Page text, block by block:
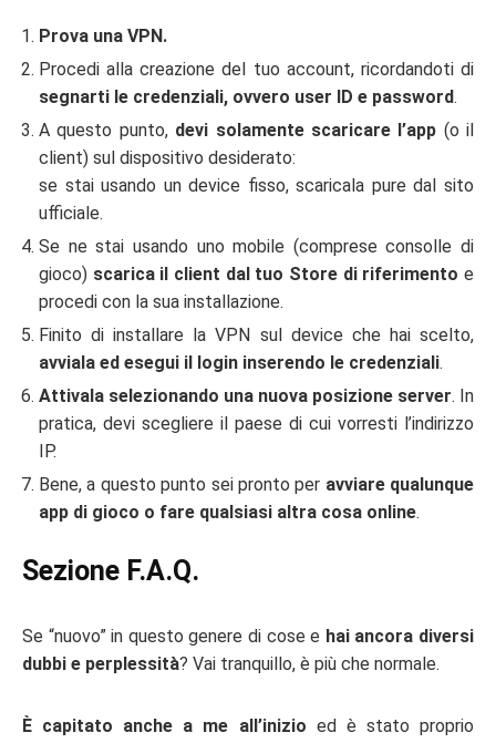
Prova una VPN.
Procedi alla creazione del tuo account, ricordandoti di
segnarti le credenziali, ovvero user ID e password.
A questo punto, devi solamente scaricare l’app (o il
client) sul dispositivo desiderato:
se stai usando un device fisso, scaricala pure dal sito
ufficiale.
Se ne stai usando uno mobile (comprese consolle di
gioco) scarica il client dal tuo Store di riferimento e
procedi con la sua installazione.
Finito di installare la VPN sul device che hai scelto,
avviala ed esegui il login inserendo le credenziali.
Attivala selezionando una nuova posizione server. In
pratica, devi scegliere il paese di cui vorresti l’indirizzo
IP.
Bene, a questo punto sei pronto per avviare qualunque
app di gioco o fare qualsiasi altra cosa online.
Sezione F.A.Q.
Se “nuovo” in questo genere di cose e hai ancora diversi
dubbi e perplessità? Vai tranquillo, è più che normale.
È capitato anche a me all’inizio ed è stato proprio